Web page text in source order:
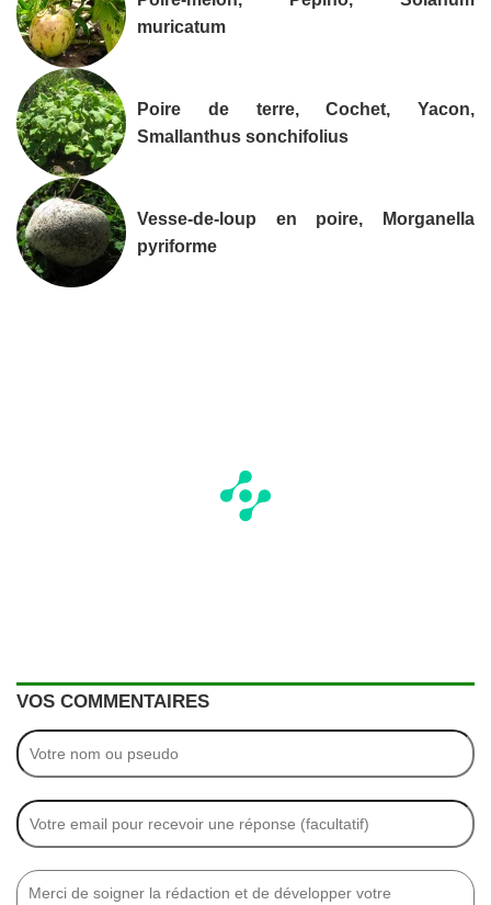
muricatum
Poire de terre, Cochet, Yacon,
Smallanthus sonchifolius
Vesse-de-loup en poire, Morganella
pyriforme
VOS COMMENTAIRES